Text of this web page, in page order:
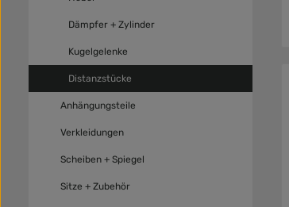
Dämpfer + Zylinder
Kugelgelenke
Distanzstücke
Anhängungsteile
Verkleidungen
Scheiben + Spiegel
Sitze + Zubehör